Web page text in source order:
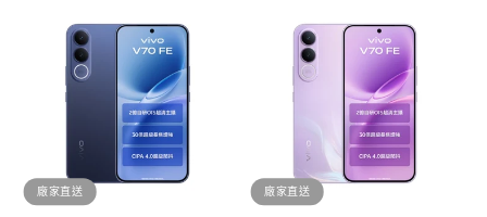
廠家直送 廠家直送